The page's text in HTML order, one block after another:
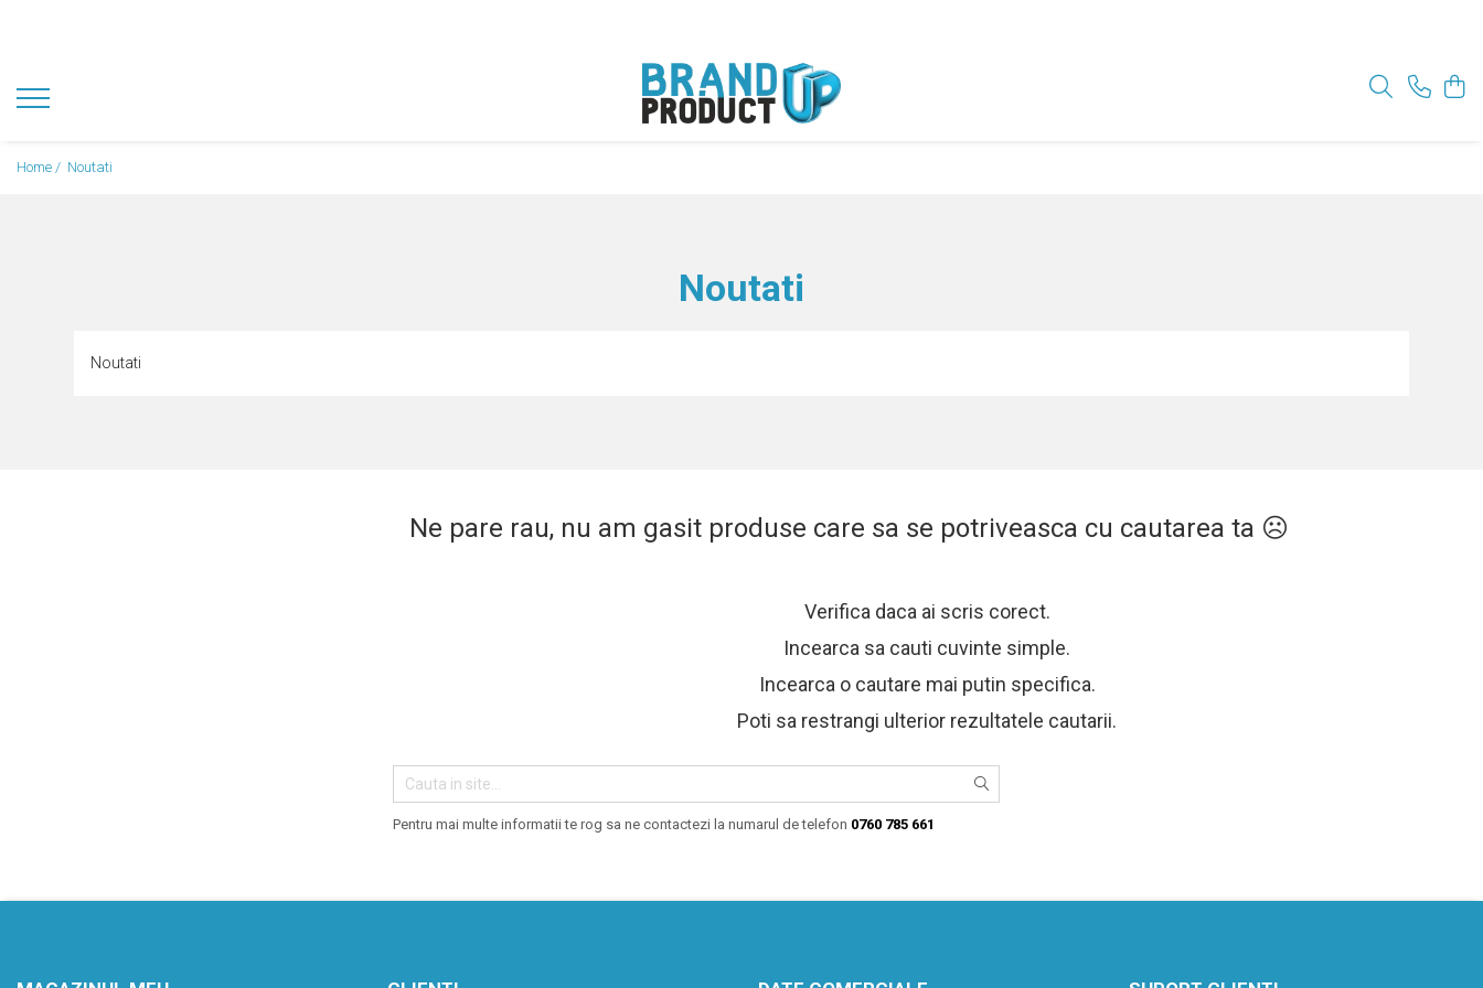
Home / Noutati
Noutati
Noutati
Ne pare rau, nu am gasit produse care sa se potriveasca cu cautarea ta ☹
Verifica daca ai scris corect.
Incearca sa cauti cuvinte simple.
Incearca o cautare mai putin specifica.
Poti sa restrangi ulterior rezultatele cautarii.
Pentru mai multe informatii te rog sa ne contactezi la numarul de telefon 0760 785 661